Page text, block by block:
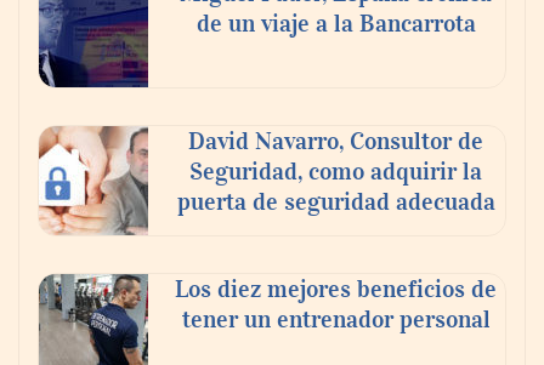
Toro Tapas inaugura su Raw Bar: una
experiencia desde mediodía hasta el
anochecer con cocina abierta
de un viaje a la Bancarrota
David Navarro, Consultor de
Seguridad, como adquirir la
puerta de seguridad adecuada
Los diez mejores beneficios de
tener un entrenador personal